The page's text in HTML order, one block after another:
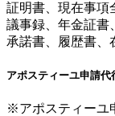
証明書、現在事項
議事録、年金証書
承諾書、履歴書、
アポスティーユ申請
※アポスティーユ